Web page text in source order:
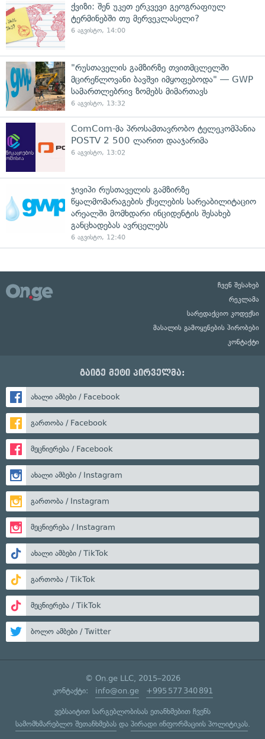
ქვიზი: შენ უკეთ ერკვევი გეოგრაფიულ
ტერმინებში თუ მერვეკლასელი?
6 აგვისტო, 14:00
"რუსთაველის გამზირზე თვითმცლელში
მცირეწლოვანი ბავშვი იმყოფებოდა" — GWP
სამართლებრივ ზომებს მიმართავს
6 აგვისტო, 13:32
ComCom-მა პროსამთავრობო ტელეკომპანია
POSTV 2 500 ლარით დააჯარიმა
6 აგვისტო, 13:02
ჯივიპი რუსთაველის გამზირზე
წყალმომარაგების ქსელების სარეაბილიტაციო
არეალში მომხდარი ინციდენტის შესახებ
განცხადებას ავრცელებს
6 აგვისტო, 12:40
ჩვენ შესახებ
რეკლამა
სარედაქციო კოდექსი
მასალის გამოყენების პირობები
კონტაქტი
გაიგე მეტი პირველმა:
ახალი ამბები / Facebook
გართობა / Facebook
მეცნიერება / Facebook
ახალი ამბები / Instagram
გართობა / Instagram
მეცნიერება / Instagram
ახალი ამბები / TikTok
გართობა / TikTok
მეცნიერება / TikTok
ბოლო ამბები / Twitter
© On.ge LLC, 2015–2026
კონტაქტი: info@on.ge +995 577 340 891
ვებსაიტით სარგებლობისას ეთანხმებით ჩვენს
სამომხმარებლო შეთანხმებასდა პირადი ინფორმაციის პოლიტიკას.